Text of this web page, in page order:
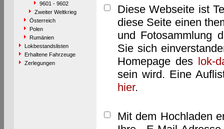
9601 - 9602
Zweiter Weltkrieg
Österreich
Polen
Rumänien
Lokbestandslisten
Erhaltene Fahrzeuge
Zerlegungen
Diese Webseite ist
diese Seite einen
und Fotosammlung
Sie sich
Homepage des lok-
sein wird. Eine
hier.
Mit dem Hochladen